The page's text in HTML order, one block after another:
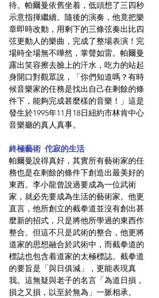
待。帕爾曼依舊坐着，低頭想了三四秒
示意指揮繼續。隨後的演奏，他竟把樂
章即時改動，用剩下的三條弦奏出比四
弦更動人的樂曲，完成了整場表演！完
場時全場無不嘩然，掌聲如雷。帕爾曼
露出笑容擦去臉上的汗水，吃力的站起
身開口對觀眾說，「你們知道嗎？有時
候音樂家的任務是找出自己在剩餘的條
件下，能夠完成甚麼樣的音樂！」這是
發生於1995年11月18日紐約市林肯中心
音樂廳的真人真事。
終極藝術  佗寂的生活
帕爾曼說得真好，其實所有藝術家的任
務也是在剩餘的條件下創造出最美好的
東西。李小龍曾說過要成為一位武術
家，就必先要成為生活的藝術家。他更
直言，他所創立的截拳道並沒有創出甚
麼新的招式，只是將他所學過的東西作
整合。但這不只是武術的整合，他更將
道家的思想融合於武術中，而截拳道的
標誌也包含着道家的太極標誌。截拳道
的要旨是「與日俱減」，更能表現真
我。這無疑與老子的名言「為道日損，
損之又損，以至於無為」一脈相承。